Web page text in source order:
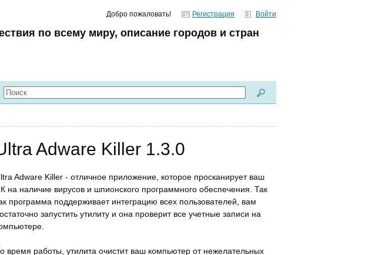
Добро пожаловать! Регистрация Войти
по всему миру, описание городов и стран
Adware Killer 1.3.0
Adware Killer - отличное приложение, которое просканирует ваш
на наличие вирусов и шпионского программного обеспечения. Так
программа поддерживает интеграцию всех пользователей, вам
запустить утилиту и она проверит все учетные записи на
время работы, утилита очистит ваш компьютер от нежелательных